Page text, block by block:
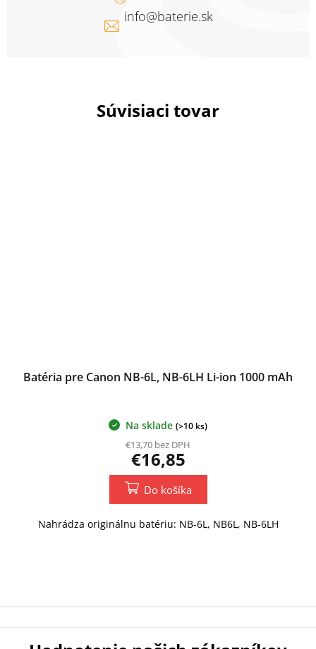
Súvisiaci tovar
Batéria pre Canon NB-6L, NB-6LH Li-ion 1000 mAh
Na sklade (>10 ks)
€13,70 bez DPH
€16,85
Do košíka
Nahrádza originálnu batériu: NB-6L, NB6L, NB-6LH
info@baterie.sk